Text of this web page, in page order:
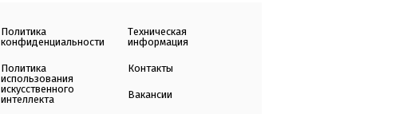
Политика
конфиденциальности
Политика
использования
искусственного
интеллекта
Техническая
информация
Контакты
Вакансии